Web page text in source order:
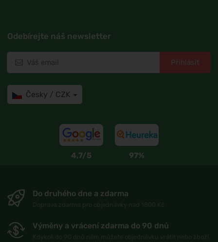
Odebírejte náš newsletter
Přihlásit
Česky / CZK
4,7/5 97%
Do druhého dne a zdarma
Výměny a vrácení zdarma do 90 dnů